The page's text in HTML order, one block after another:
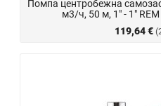
Помпа центробежна
м3/ч, 50 м, 1" - 1"
119,64 €